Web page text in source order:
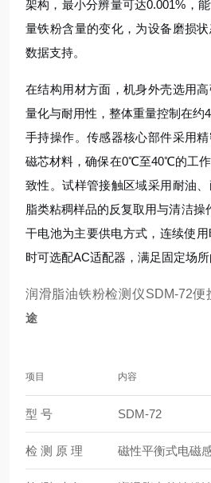
架构，最小分辨量可达0.001%，
量铁粉含量的变化，为设备磨损
数据支持。
在结构用材方面，机身外壳选用
量化与耐用性，整体重量控制在约
手持操作。传感器核心部件采用
磁芯材料，确保在0℃至40℃的工
致性。试样管接触区域采用耐油
脂类粘稠样品的反复取用与清洁操
干电池为主要供电方式，连续使
时可选配AC适配器，满足固定场所
润滑脂油铁粉检测仪SDM-72便
途
项目 内容
型 号 SDM-72
检 测 原 理 磁性平衡式电磁